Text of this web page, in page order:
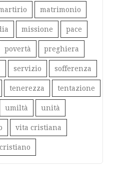
matrimonio
missione pace
povertà preghiera
servizio sofferenza
tenerezza tentazione
umiltà unità
vita cristiana